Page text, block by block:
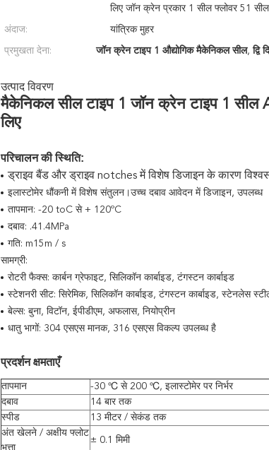
लिए जॉन क्रेन प्रकार 1 सील फ्लोवर 51
अंदाज: यांत्रिक मुहर
प्रमुखता देना: जॉन क्रेन टाइप 1 औद्योगिक मैकेनिकल सील,द्वि
उत्पाद विवरण
मैकेनिकल सील टाइप 1 जॉन क्रेन टाइप 1 सील
लिए
परिचालन की स्थिति:
ड्राइव बैंड और ड्राइव notches में विशेष डिजाइन के कारण
इलास्टोमेर धौंकनी में विशेष संतुलन।उच्च दबाव आवेदन में डिजाइन, उपलब्ध
तापमान: -20 toC से + 120ºC
दबाव: .41.4MPa
गति: m15m / s
सामग्री:
रोटरी फैक्स: कार्बन ग्रेफाइट, सिलिकॉन कार्बाइड, टंगस्टन कार्बाइड
स्टेशनरी सीट: सिरेमिक, सिलिकॉन कार्बाइड, टंगस्टन कार्बाइड, स्टेनलेस
बेल्स: बुना, विटॉन, ईपीडीएम, अफलास, नियोप्रीन
धातु भागों: 304 एसएस मानक, 316 एसएस विकल्प उपलब्ध है
प्रदर्शन क्षमताएँ
तापमान
-30 ℃ से 200 ℃, इलास्टोमेर पर निर्भर
दबाव
14 बार तक
स्पीड
13 मीटर / सेकंड तक
अंत खेलने / अक्षीय फ्लोट
भत्ता
± 0.1 मिमी